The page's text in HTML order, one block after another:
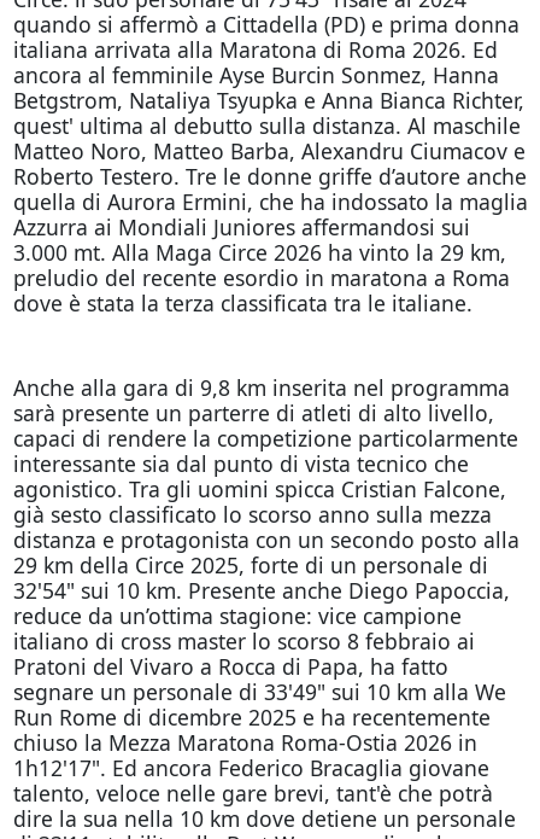
quando si affermò a Cittadella (PD) e prima donna
italiana arrivata alla Maratona di Roma 2026. Ed
ancora al femminile Ayse Burcin Sonmez, Hanna
Betgstrom, Nataliya Tsyupka e Anna Bianca Richter,
quest' ultima al debutto sulla distanza. Al maschile
Matteo Noro, Matteo Barba, Alexandru Ciumacov e
Roberto Testero. Tre le donne griffe d’autore anche
quella di Aurora Ermini, che ha indossato la maglia
Azzurra ai Mondiali Juniores affermandosi sui
3.000 mt. Alla Maga Circe 2026 ha vinto la 29 km,
preludio del recente esordio in maratona a Roma
dove è stata la terza classificata tra le italiane.
Anche alla gara di 9,8 km inserita nel programma
sarà presente un parterre di atleti di alto livello,
capaci di rendere la competizione particolarmente
interessante sia dal punto di vista tecnico che
agonistico. Tra gli uomini spicca Cristian Falcone,
già sesto classificato lo scorso anno sulla mezza
distanza e protagonista con un secondo posto alla
29 km della Circe 2025, forte di un personale di
32'54" sui 10 km. Presente anche Diego Papoccia,
reduce da un’ottima stagione: vice campione
italiano di cross master lo scorso 8 febbraio ai
Pratoni del Vivaro a Rocca di Papa, ha fatto
segnare un personale di 33'49" sui 10 km alla We
Run Rome di dicembre 2025 e ha recentemente
chiuso la Mezza Maratona Roma-Ostia 2026 in
1h12'17". Ed ancora Federico Bracaglia giovane
talento, veloce nelle gare brevi, tant'è che potrà
dire la sua nella 10 km dove detiene un personale